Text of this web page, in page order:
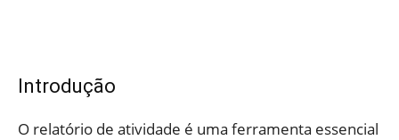
Introdução
O relatório de atividade é uma ferramenta essencial